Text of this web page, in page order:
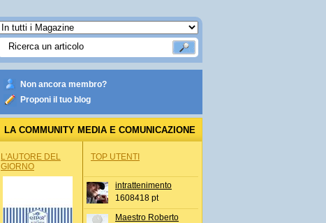
Non ancora membro?
Proponi il tuo blog
LA COMMUNITY MEDIA E COMUNICAZIONE
L'AUTORE DEL
GIORNO
TOP UTENTI
intrattenimento
1608418 pt
Maestro Roberto